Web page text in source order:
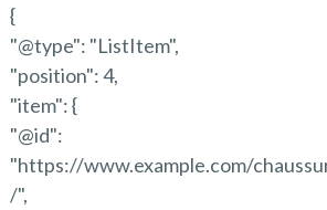
{
"@type": "ListItem",
"position": 4,
"item": {
"@id":
"https://www.example.com/
/",